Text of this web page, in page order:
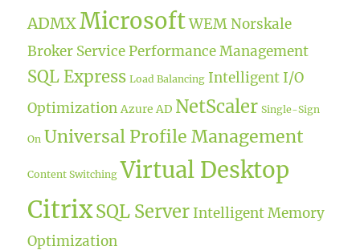
ADMXMicrosoftWEM Norskale
Broker Service Performance Management
SQL Express Load Balancing Intelligent I/O
Optimization Azure AD NetScaler Single-Sign
On Universal Profile Management
Content Switching Virtual Desktop
CitrixSQL Server Intelligent Memory
Optimization